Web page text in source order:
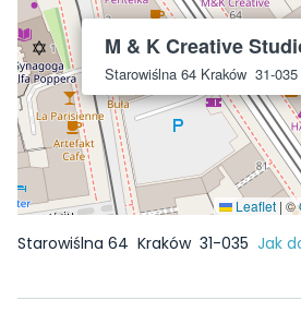
M & K Creative
Starowiślna 64 Kraków 31-035
Leaflet | ©
Starowiślna 64 Kraków 31-035 Jak